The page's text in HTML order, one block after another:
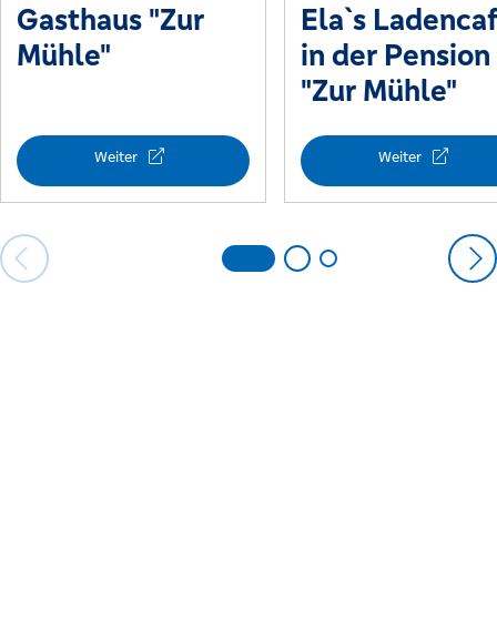
Gasthaus "Zur
Mühle"
Weiter
Ela`s
in der Pension
"Zur Mühle"
Weiter